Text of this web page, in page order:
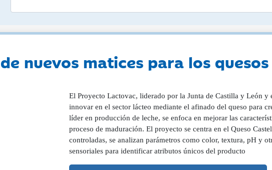
nuevos matices para los quesos
El Proyecto Lactovac, liderado por la Junta de Castilla y León
innovar en el sector lácteo mediante el afinado del queso para
líder en producción de leche, se enfoca en mejorar las
proceso de maduración. El proyecto se centra en el Queso
controladas, se analizan parámetros como color, textura, pH y
sensoriales para identificar atributos únicos del producto